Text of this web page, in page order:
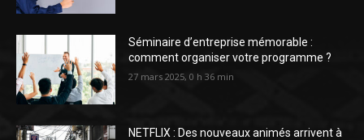
Séminaire d’entreprise mémorable :
comment organiser votre programme ?
27 mars 2025, 0 h 36 min
NETFLIX : Des nouveaux animés arrivent à